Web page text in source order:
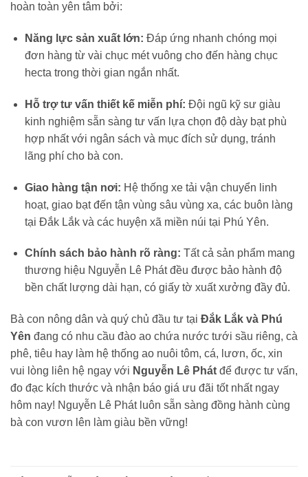
hoàn toàn yên tâm bởi:
Năng lực sản xuất lớn: Đáp ứng nhanh chóng mọi
đơn hàng từ vài chục mét vuông cho đến hàng chục
hecta trong thời gian ngắn nhất.
Hỗ trợ tư vấn thiết kế miễn phí: Đội ngũ kỹ sư giàu
kinh nghiệm sẵn sàng tư vấn lựa chọn độ dày bạt phù
hợp nhất với ngân sách và mục đích sử dụng, tránh
lãng phí cho bà con.
Giao hàng tận nơi: Hệ thống xe tải vận chuyển linh
hoạt, giao bạt đến tận vùng sâu vùng xa, các buôn làng
tại Đắk Lắk và các huyện xã miền núi tại Phú Yên.
Chính sách bảo hành rõ ràng: Tất cả sản phẩm mang
thương hiệu Nguyễn Lê Phát đều được bảo hành độ
bền chất lượng dài hạn, có giấy tờ xuất xưởng đầy đủ.
Bà con nông dân và quý chủ đầu tư tại Đắk Lắk và Phú
Yên đang có nhu cầu đào ao chứa nước tưới sầu riêng, cà
phê, tiêu hay làm hệ thống ao nuôi tôm, cá, lươn, ốc, xin
vui lòng liên hệ ngay với Nguyễn Lê Phát để được tư vấn,
đo đạc kích thước và nhận báo giá ưu đãi tốt nhất ngay
hôm nay! Nguyễn Lê Phát luôn sẵn sàng đồng hành cùng
bà con vươn lên làm giàu bền vững!